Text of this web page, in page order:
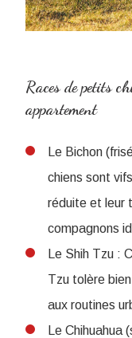
Races de petits
appartement
Le Bichon
chiens sont
réduite et leur
compagnons
Le Shih Tzu :
Tzu tolère
aux routines
Le Chihuahua